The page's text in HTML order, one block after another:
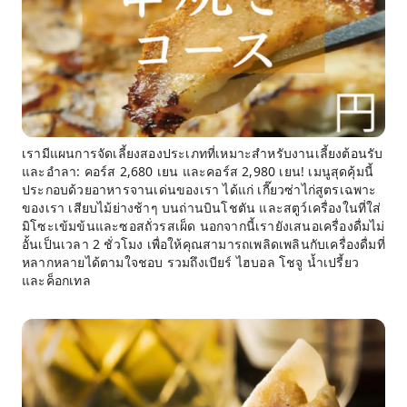
เรามีแผนการจัดเลี้ยงสองประเภทที่เหมาะสำหรับงานเลี้ยงต้อนรับ
และอำลา: คอร์ส 2,680 เยน และคอร์ส 2,980 เยน! เมนูสุดคุ้มนี้
ประกอบด้วยอาหารจานเด่นของเรา ได้แก่ เกี๊ยวซ่าไก่สูตรเฉพาะ
ของเรา เสียบไม้ย่างช้าๆ บนถ่านบินโชตัน และสตูว์เครื่องในที่ใส่
มิโซะเข้มข้นและซอสถั่วรสเผ็ด นอกจากนี้เรายังเสนอเครื่องดื่มไม่
อั้นเป็นเวลา 2 ชั่วโมง เพื่อให้คุณสามารถเพลิดเพลินกับเครื่องดื่มที่
หลากหลายได้ตามใจชอบ รวมถึงเบียร์ ไฮบอล โชจู น้ำเปรี้ยว
และค็อกเทล